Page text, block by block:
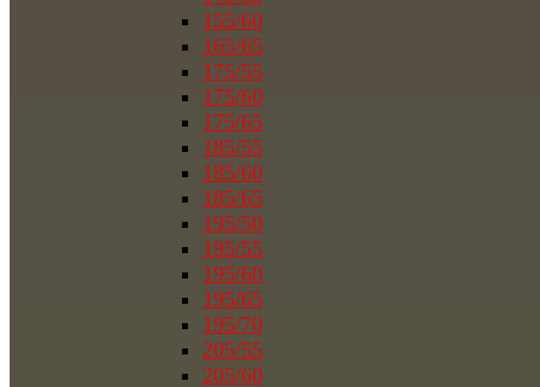
155/60
165/65
175/55
175/60
175/65
185/55
185/60
185/65
195/50
195/55
195/60
195/65
195/70
205/55
205/60